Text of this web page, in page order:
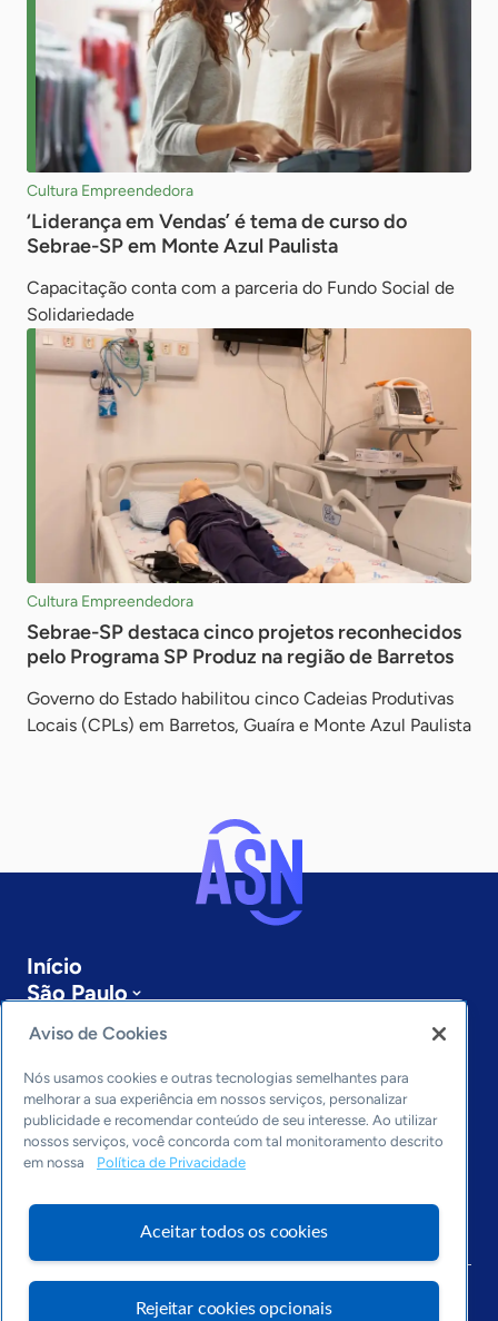
Cultura Empreendedora
‘Liderança em Vendas’ é tema de curso do
Sebrae-SP em Monte Azul Paulista
Capacitação conta com a parceria do Fundo Social de
Solidariedade
Cultura Empreendedora
Sebrae-SP destaca cinco projetos reconhecidos
pelo Programa SP Produz na região de Barretos
Governo do Estado habilitou cinco Cadeias Produtivas
Locais (CPLs) em Barretos, Guaíra e Monte Azul Paulista
Início
São Paulo
Sobre a ASN
Últimas notícias
Entre em contato
Editorias
Economia & Política
Inovação & Tecnologia
Cultura empreendedora
Arquivo
Aviso de Cookies
Nós usamos cookies e outras tecnologias semelhantes para
melhorar a sua experiência em nossos serviços, personalizar
publicidade e recomendar conteúdo de seu interesse. Ao utilizar
nossos serviços, você concorda com tal monitoramento descrito
em nossa
Política de Privacidade
Aceitar todos os cookies
Rejeitar cookies opcionais